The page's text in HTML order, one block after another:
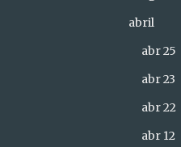
abril
abr 25
abr 23
abr 22
abr 12